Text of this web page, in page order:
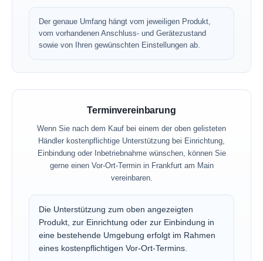
Der genaue Umfang hängt vom jeweiligen Produkt,
vom vorhandenen Anschluss- und Gerätezustand
sowie von Ihren gewünschten Einstellungen ab.
Terminvereinbarung
Wenn Sie nach dem Kauf bei einem der oben gelisteten
Händler kostenpflichtige Unterstützung bei Einrichtung,
Einbindung oder Inbetriebnahme wünschen, können Sie
gerne einen Vor-Ort-Termin in Frankfurt am Main
vereinbaren.
Die Unterstützung zum oben angezeigten
Produkt, zur Einrichtung oder zur Einbindung in
eine bestehende Umgebung erfolgt im Rahmen
eines kostenpflichtigen Vor-Ort-Termins.